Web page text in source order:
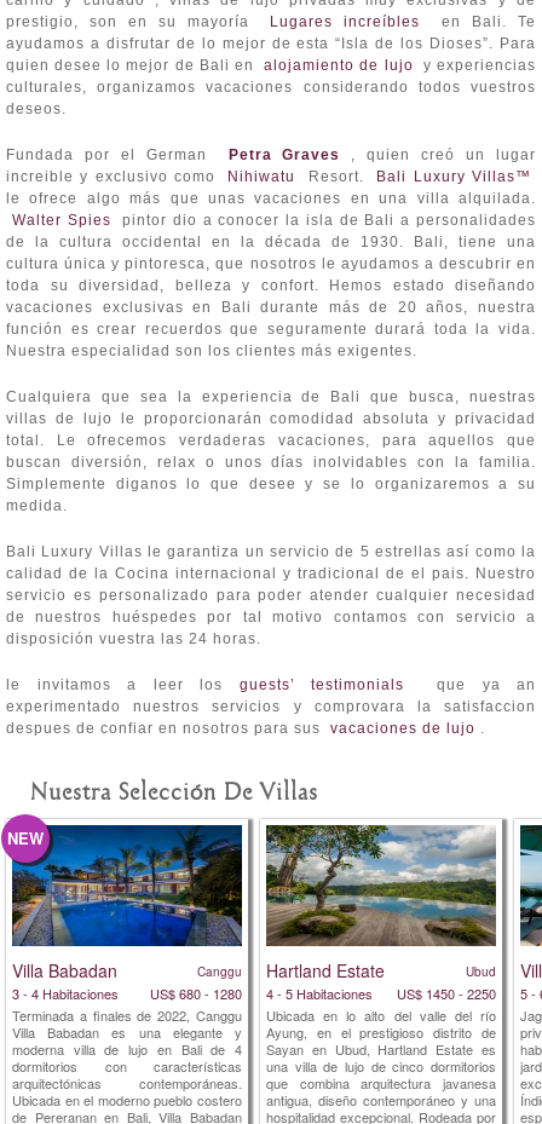
prestigio, son en su mayoría
Lugares increíbles en Bali. Te
ayudamos a disfrutar de lo mejor de esta “Isla de los Dioses”. Para
quien desee lo mejor de Bali enalojamiento de lujo y experiencias
culturales, organizamos vacaciones considerando todos vuestros
deseos.
Fundada por el German Petra Graves
, quien creó un lugar
increible y exclusivo como
Nihiwatu Resort.
Bali Luxury Villas™
le ofrece algo más que unas vacaciones en una villa alquilada.
Walter Spies pintor dio a conocer la isla de Bali a personalidades
de la cultura occidental en la década de 1930. Bali, tiene una
cultura única y pintoresca, que nosotros le ayudamos a descubrir en
toda su diversidad, belleza y confort. Hemos estado diseñando
vacaciones exclusivas en Bali durante más de 20 años, nuestra
función es crear recuerdos que seguramente durará toda la vida.
Nuestra especialidad son los clientes más exigentes.
Cualquiera que sea la experiencia de Bali que busca, nuestras
villas de lujo le proporcionarán comodidad absoluta y privacidad
total. Le ofrecemos verdaderas vacaciones, para aquellos que
buscan diversión, relax o unos días inolvidables con la familia.
Simplemente diganos lo que desee y se lo organizaremos a su
medida.
Bali Luxury Villas le garantiza un servicio de 5 estrellas así como la
calidad de la Cocina internacional y tradicional de el pais. Nuestro
servicio es personalizado para poder atender cualquier necesidad
de nuestros huéspedes por tal motivo contamos con servicio a
disposición vuestra las 24 horas.
le invitamos a leer los guests’ testimonials que ya an
experimentado nuestros servicios y comprovara la satisfaccion
despues de confiar en nosotros para sus vacaciones de lujo .
Nuestra Selección De Villas
NEW
Villa Babadan Canggu
3 - 4 Habitaciones
US$ 680 - 1280
Terminada a finales de 2022, Canggu
Villa Babadan es una elegante y
moderna villa de lujo en Bali de 4
dormitorios con características
arquitectónicas contemporáneas.
Ubicada en el moderno pueblo costero
de Pereranan en Bali, Villa Babadan
Hartland Estate Ubud
4 - 5 Habitaciones
US$ 1450 - 2250
Ubicada en lo alto del valle del río
Ayung, en el prestigioso distrito de
Sayan en Ubud, Hartland Estate es
una villa de lujo de cinco dormitorios
que combina arquitectura javanesa
antigua, diseño contemporáneo y una
hospitalidad excepcional. Rodeada por
5 -